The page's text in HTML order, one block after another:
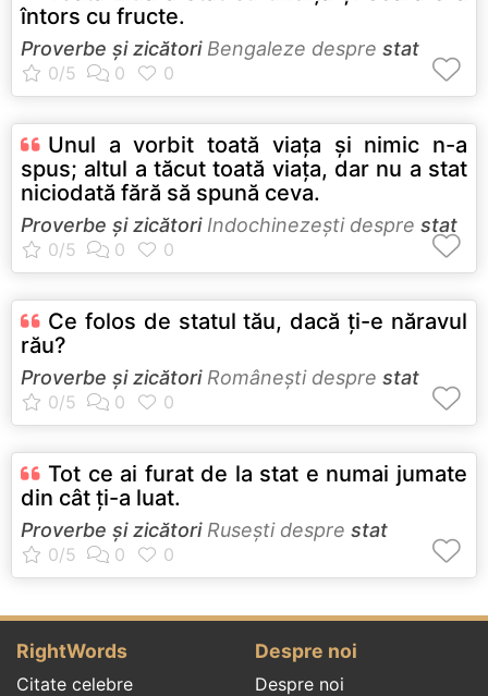
întors cu fructe.
Proverbe și zicătoriBengaleze despre stat
Unul a vorbit toată viaţa şi nimic n-a
spus; altul a tăcut toată viaţa, dar nu a stat
niciodată fără să spună ceva.
Proverbe și zicătoriIndochinezeşti despre stat
Ce folos de statul tău, dacă ţi-e năravul
rău?
Proverbe și zicătoriRomâneşti despre stat
Tot ce ai furat de la stat e numai jumate
din cât ţi-a luat.
Proverbe și zicătoriRuseşti despre stat
RightWords
Citate celebre
Despre noi
Despre noi